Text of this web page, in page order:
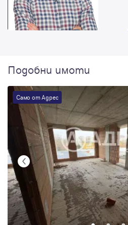
Подобни имоти
Само от Адрес